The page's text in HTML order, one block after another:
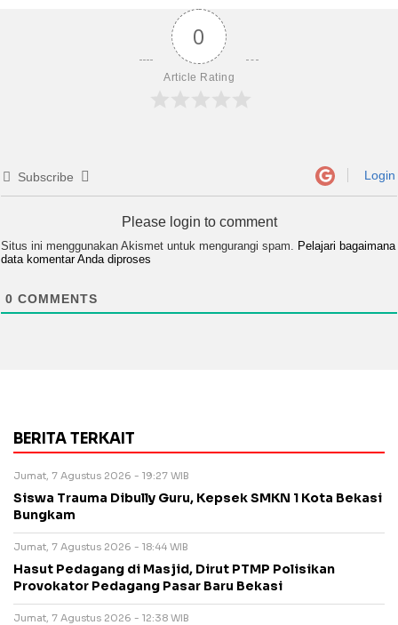
0
Article Rating
Subscribe Login
Please login to comment
Situs ini menggunakan Akismet untuk mengurangi spam.
Pelajari bagaimana
data komentar Anda diproses
0 COMMENTS
BERITA TERKAIT
Jumat, 7 Agustus 2026 - 19:27 WIB
Siswa Trauma Dibully Guru, Kepsek SMKN 1 Kota Bekasi
Bungkam
Jumat, 7 Agustus 2026 - 18:44 WIB
Hasut Pedagang di Masjid, Dirut PTMP Polisikan
Provokator Pedagang Pasar Baru Bekasi
Jumat, 7 Agustus 2026 - 12:38 WIB